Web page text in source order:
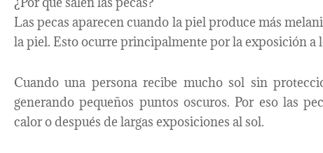
Las pecas aparecen cuando la piel produce más
la piel. Esto ocurre principalmente por la exposición a
Cuando una persona recibe mucho sol sin
generando pequeños puntos oscuros. Por eso las
calor o después de largas exposiciones al sol.